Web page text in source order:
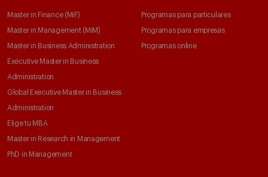
Master in Finance (MiF)
Master in Management (MiM)
Master in Business Administration
Executive Master in Business
Administration
Global Executive Master in Business
Administration
Elige tu MBA
Master in Research in Management
PhD in Management
Programas para particulares
Programas para empresas
Programas online